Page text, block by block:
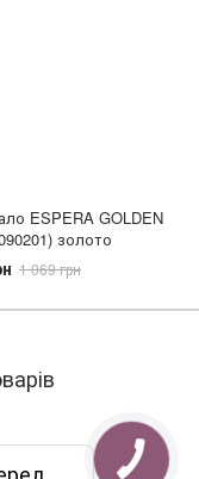
ESPERA GOLDEN
золото
1 069 грн